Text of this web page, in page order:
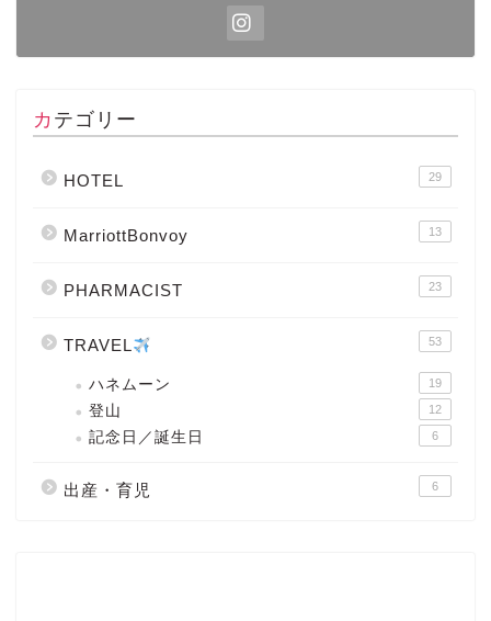
カテゴリー
HOTEL 29
MarriottBonvoy 13
PHARMACIST 23
TRAVEL 53
ハネムーン 19
登山 12
記念日／誕生日 6
出産・育児 6